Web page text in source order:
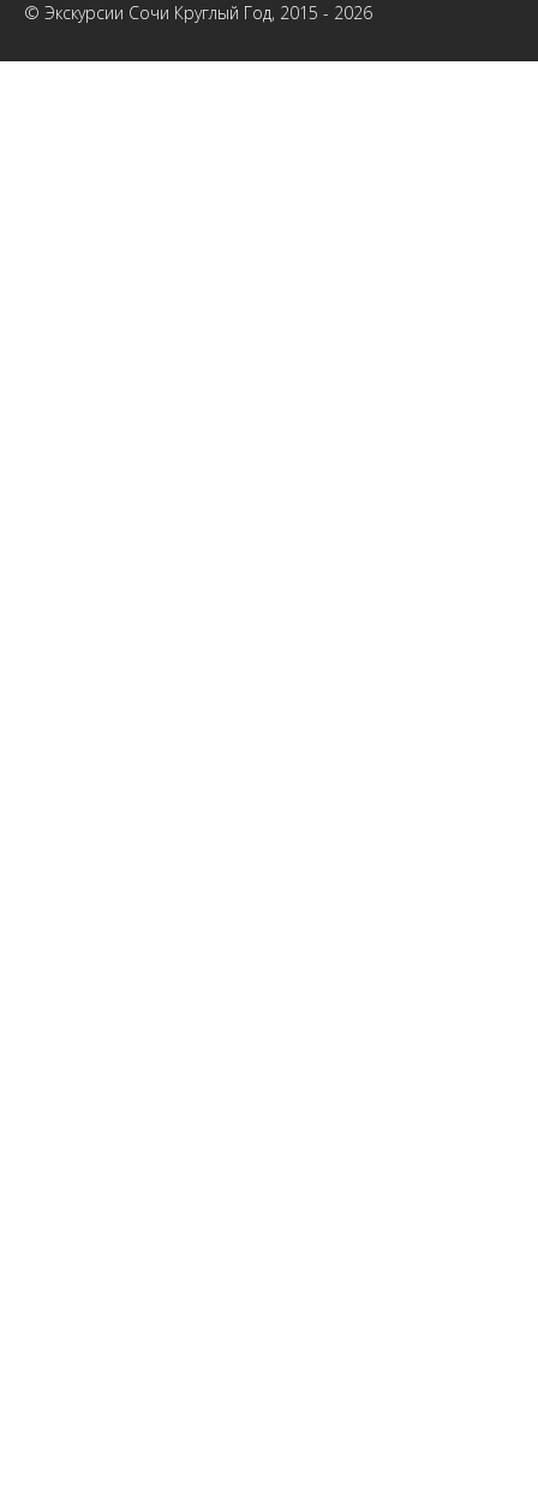
© Экскурсии Сочи Круглый Год, 2015 - 2026